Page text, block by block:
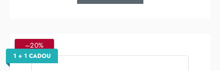
–20%
1 + 1 CADOU